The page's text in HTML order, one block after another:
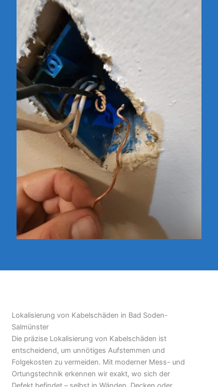
Lokalisierung von Kabelschäden in Bad Soden-
Salmünster
Die präzise Lokalisierung von Kabelschäden ist
entscheidend, um unnötiges Aufstemmen und
Folgekosten zu vermeiden. Mit moderner Mess- und
Ortungstechnik erkennen wir exakt, wo sich der